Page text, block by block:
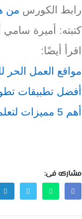
رابط الكورس من
كتبته: أميرة سامي
اقرأ أيضًا:
مواقع العمل الحر
أفضل تطبيقات تطوير
أهم 5 مميزات لتعلم اللغة الإنجليزية من الكتب ثنائية اللغة
مشاركه فى: